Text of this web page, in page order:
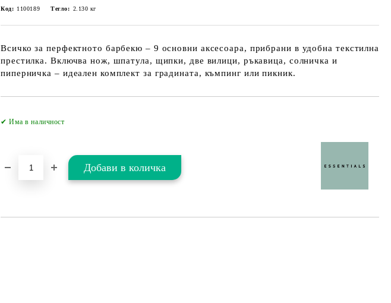
Код: 1100189 Тегло: 2.130 кг
Всичко за перфектното барбекю – 9 основни аксесоара, прибрани в удобна текстилна
престилка. Включва нож, шпатула, щипки, две вилици, ръкавица, солничка и
пиперничка – идеален комплект за градината, къмпинг или пикник.
✔ Има в наличност